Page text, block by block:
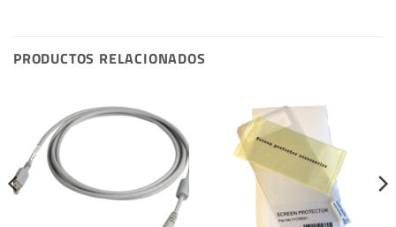
PRODUCTOS RELACIONADOS